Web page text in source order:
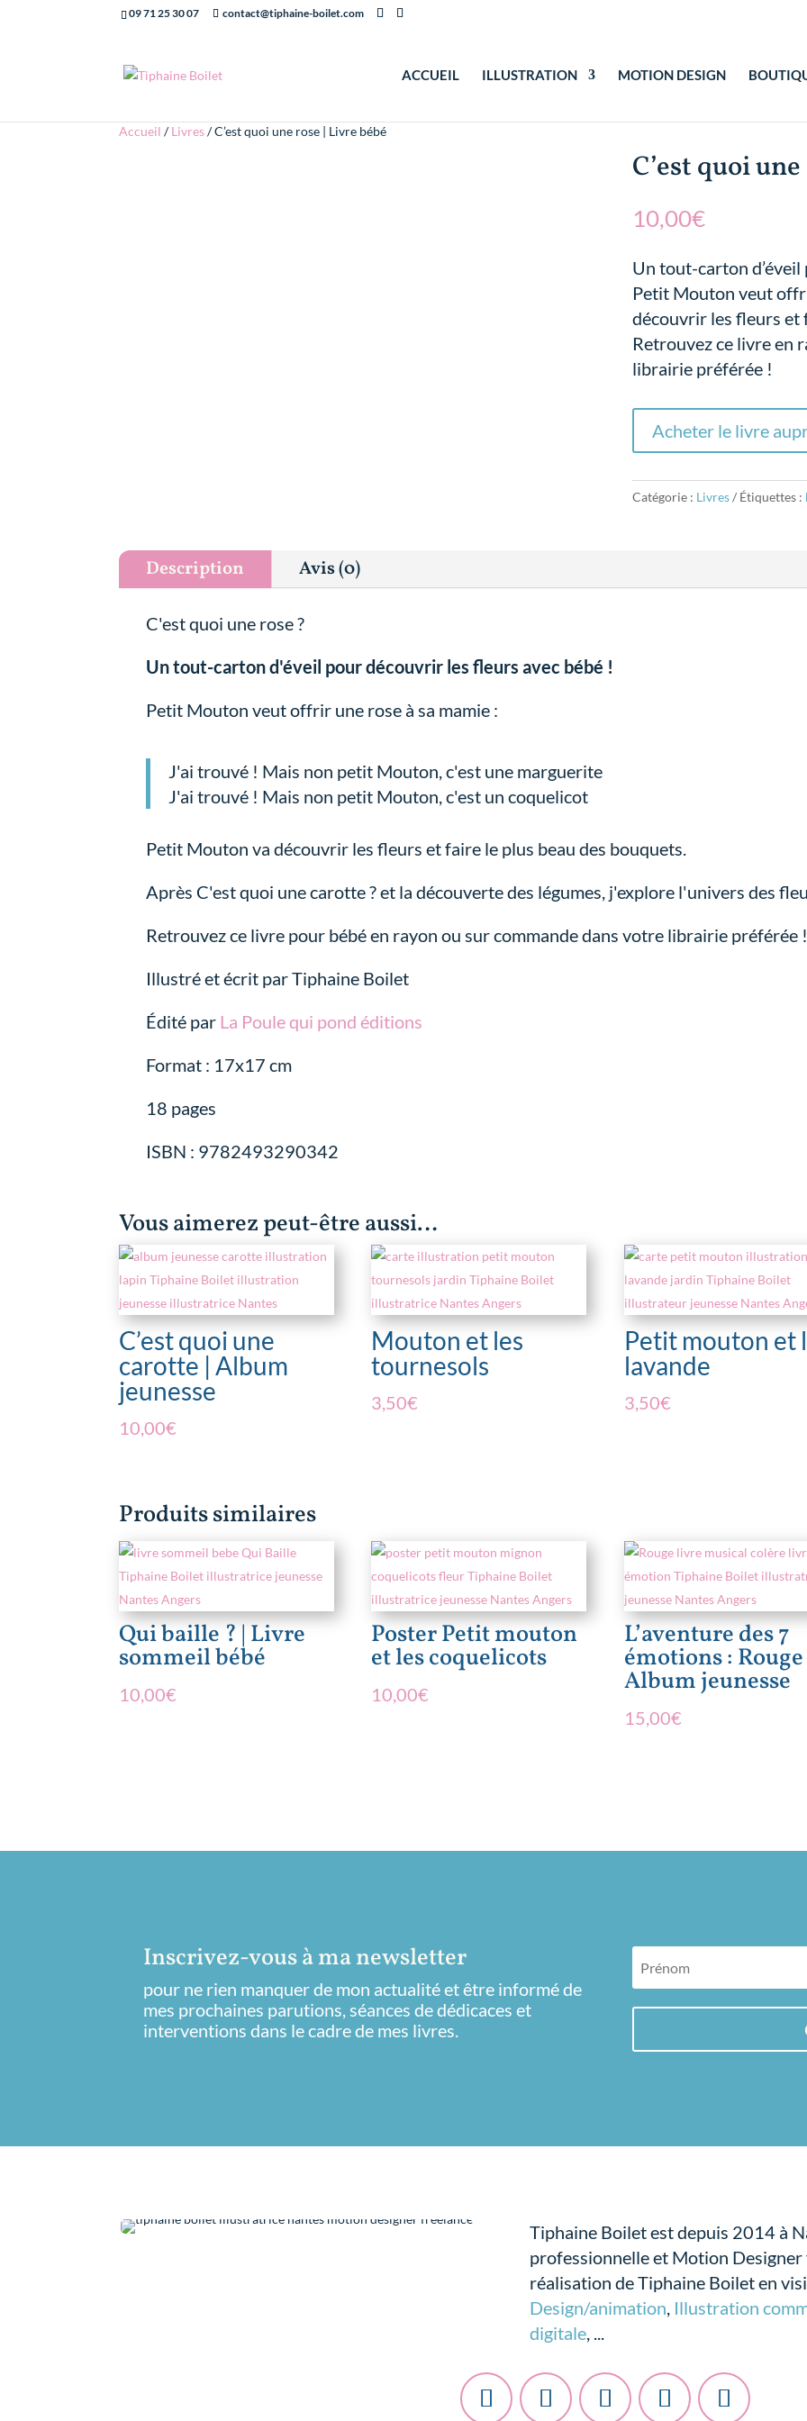
09 71 25 30 07 contact@tiphaine-boilet.com
ACCUEIL ILLUSTRATION MOTION DESIGN
Accueil /Livres/ C’est quoi une rose | Livre bébé
C’est quoi
10,00€
Un tout-carton
Petit Mouton veut
découvrir les fleurs et
Retrouvez ce livre en
librairie préférée !
Acheter le livre
Catégorie : Livres Étiquettes :
Description Avis (0)
C'est quoi une rose ?
Un tout-carton d'éveil pour découvrir les fleurs avec bébé !
Petit Mouton veut offrir une rose à sa mamie :
J'ai trouvé ! Mais non petit Mouton, c'est une marguerite
J'ai trouvé ! Mais non petit Mouton, c'est un coquelicot
Petit Mouton va découvrir les fleurs et faire le plus beau des bouquets.
Après C'est quoi une carotte ? et la découverte des légumes, j'explore l'univers des
Retrouvez ce livre pour bébé en rayon ou sur commande dans votre librairie préférée !
Illustré et écrit par Tiphaine Boilet
Édité par La Poule qui pond éditions
Format : 17x17 cm
18 pages
ISBN : 9782493290342
Vous aimerez peut-être aussi…
C’est quoi une
carotte | Album
jeunesse
10,00€
Mouton et les
tournesols
3,50€
Petit mouton et
lavande
3,50€
Produits similaires
Qui baille ? | Livre
sommeil bébé
10,00€
Poster Petit mouton
et les coquelicots
10,00€
L’aventure des 7
émotions : Rouge
Album jeunesse
15,00€
Inscrivez-vous à ma newsletter
pour ne rien manquer de mon actualité et être informé de
mes prochaines parutions, séances de dédicaces et
interventions dans le cadre de mes livres.
Tiphaine Boilet est depuis 2014 à
professionnelle et Motion
réalisation de Tiphaine Boilet en
Design/animation, Illustration
digitale, ...